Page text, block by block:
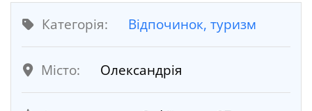
Категорія: Відпочинок, туризм
Місто: Олександрія